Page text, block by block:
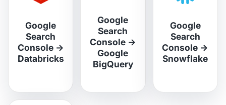
Google
Search
Console→
Databricks
Google
Search
Console→
Google
BigQuery
Google
Search
Console →
Snowflake